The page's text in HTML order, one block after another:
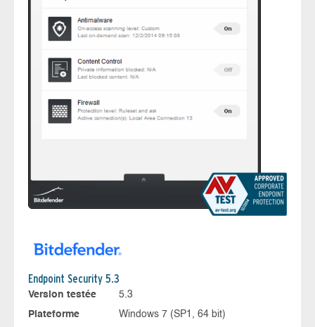
Endpoint Security 5.3
Version testée
5.3
Plateforme
Windows 7 (SP1, 64 bit)